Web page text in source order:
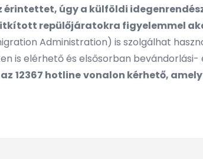
úgy a külföldi
repülőjáratokra figyelemmel
Administration) is szolgálhat
is elérhető és elsősorban bevándorlási-
12367 hotlinevonalon kérhető,